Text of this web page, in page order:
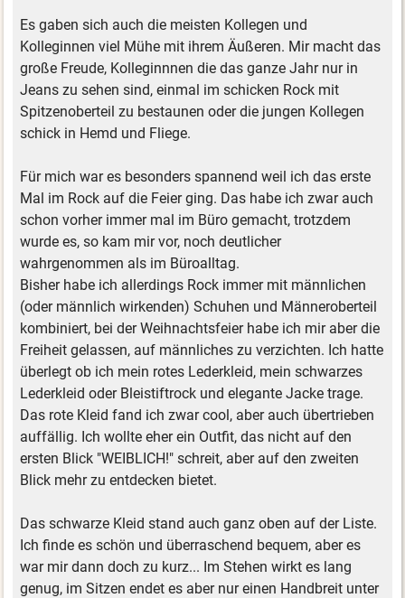
Es gaben sich auch die meisten Kollegen und
Kolleginnen viel Mühe mit ihrem Äußeren. Mir macht das
große Freude, Kolleginnnen die das ganze Jahr nur in
Jeans zu sehen sind, einmal im schicken Rock mit
Spitzenoberteil zu bestaunen oder die jungen Kollegen
schick in Hemd und Fliege.
Für mich war es besonders spannend weil ich das erste
Mal im Rock auf die Feier ging. Das habe ich zwar auch
schon vorher immer mal im Büro gemacht, trotzdem
wurde es, so kam mir vor, noch deutlicher
wahrgenommen als im Büroalltag.
Bisher habe ich allerdings Rock immer mit männlichen
(oder männlich wirkenden) Schuhen und Männeroberteil
kombiniert, bei der Weihnachtsfeier habe ich mir aber die
Freiheit gelassen, auf männliches zu verzichten. Ich hatte
überlegt ob ich mein rotes Lederkleid, mein schwarzes
Lederkleid oder Bleistiftrock und elegante Jacke trage.
Das rote Kleid fand ich zwar cool, aber auch übertrieben
auffällig. Ich wollte eher ein Outfit, das nicht auf den
ersten Blick "WEIBLICH!" schreit, aber auf den zweiten
Blick mehr zu entdecken bietet.
Das schwarze Kleid stand auch ganz oben auf der Liste.
Ich finde es schön und überraschend bequem, aber es
war mir dann doch zu kurz... Im Stehen wirkt es lang
genug, im Sitzen endet es aber nur einen Handbreit unter